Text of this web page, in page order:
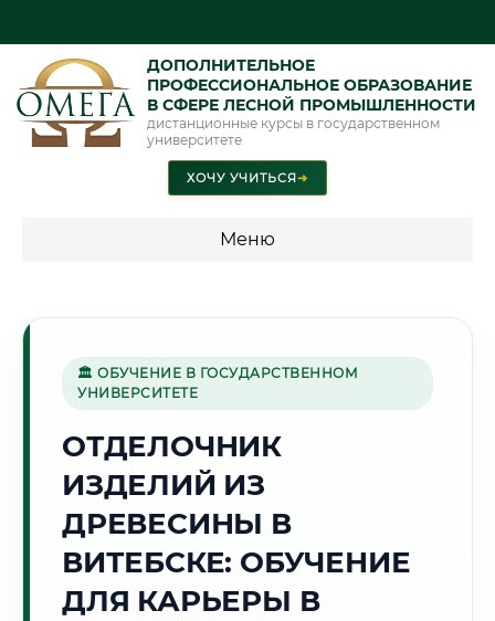
ДОПОЛНИТЕЛЬНОЕ
ПРОФЕССИОНАЛЬНОЕ ОБРАЗОВАНИЕ
В СФЕРЕ ЛЕСНОЙ ПРОМЫШЛЕННОСТИ
дистанционные курсы в государственном
университете
ХОЧУ УЧИТЬСЯ➜
Меню
промышленность"
🎨
Г. ВИТЕБСК
Точное местное время:
13:53:20
Пятница, 7 Августа
🏛 ОБУЧЕНИЕ В ГОСУДАРСТВЕННОМ
УНИВЕРСИТЕТЕ
ОТДЕЛОЧНИК
ИЗДЕЛИЙ ИЗ
ДРЕВЕСИНЫ В
ВИТЕБСКЕ: ОБУЧЕНИЕ
ДЛЯ КАРЬЕРЫ В